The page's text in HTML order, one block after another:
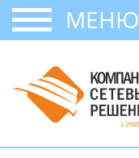
МЕНЮ